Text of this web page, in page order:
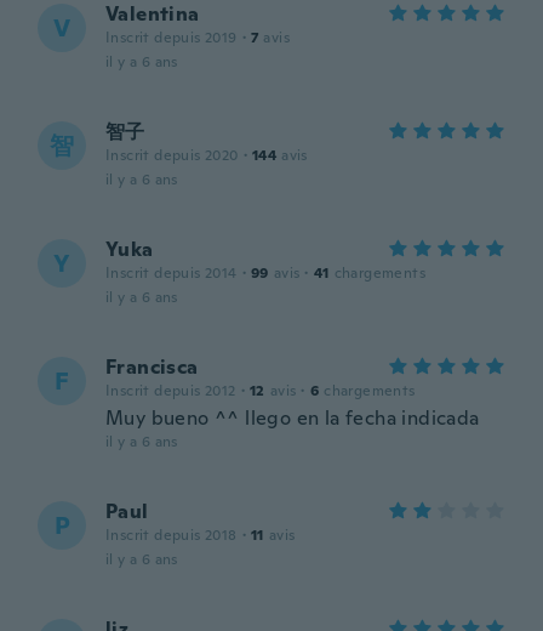
V Valentina
Inscrit depuis 2019 · 7 avis
il y a 6 ans
智 智子
Inscrit depuis 2020 · 144 avis
il y a 6 ans
Y Yuka
Inscrit depuis 2014 · 99 avis · 41 chargements
il y a 6 ans
F Francisca
Inscrit depuis 2012 · 12 avis · 6 chargements
Muy bueno ^^ llego en la fecha indicada
il y a 6 ans
P Paul
Inscrit depuis 2018 · 11 avis
il y a 6 ans